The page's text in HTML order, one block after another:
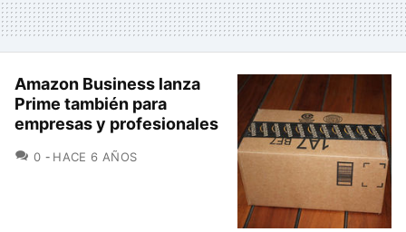
Amazon Business lanza
Prime también para
empresas y profesionales
0 COMENTARIOS
HACE 6 AÑOS